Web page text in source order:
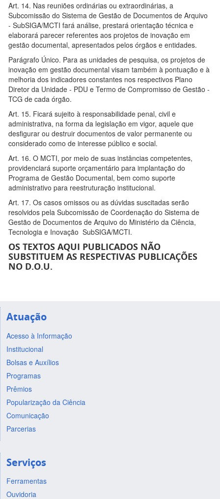
Art. 14. Nas reuniões ordinárias ou extraordinárias, a
Subcomissão do Sistema de Gestão de Documentos de Arquivo
- SubSIGA/MCTI fará análise, prestará orientação técnica e
elaborará parecer referentes aos projetos de inovação em
gestão documental, apresentados pelos órgãos e entidades.
Parágrafo Único. Para as unidades de pesquisa, os projetos de
inovação em gestão documental visam também à pontuação e à
melhoria dos indicadores constantes nos respectivos Plano
Diretor da Unidade - PDU e Termo de Compromisso de Gestão -
TCG de cada órgão.
Art. 15. Ficará sujeito à responsabilidade penal, civil e
administrativa, na forma da legislação em vigor, aquele que
desfigurar ou destruir documentos de valor permanente ou
considerado como de interesse público e social.
Art. 16. O MCTI, por meio de suas instâncias competentes,
providenciará suporte orçamentário para implantação do
Programa de Gestão Documental, bem como suporte
administrativo para reestruturação institucional.
Art. 17. Os casos omissos ou as dúvidas suscitadas serão
resolvidos pela Subcomissão de Coordenação do Sistema de
Gestão de Documentos de Arquivo do Ministério da Ciência,
Tecnologia e Inovação SubSIGA/MCTI.
OS TEXTOS AQUI PUBLICADOS NÃO
SUBSTITUEM AS RESPECTIVAS PUBLICAÇÕES
NO D.O.U.
Atuação
Acesso à Informação
Institucional
Bolsas e Auxílios
Programas
Prêmios
Popularização da Ciência
Comunicação
Parcerias
Serviços
Ferramentas
Ouvidoria